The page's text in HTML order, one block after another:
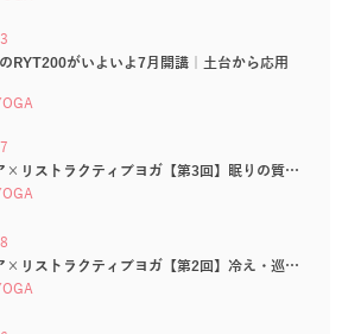
RYT200がいよいよ7月開講｜土台から応用
×リストラクティブヨガ【第3回】眠りの質…
×リストラクティブヨガ【第2回】冷え・巡…